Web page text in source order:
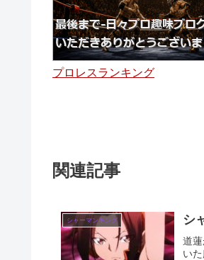
プロレスランキング
関連記事
シャーマンキング シ
道
い